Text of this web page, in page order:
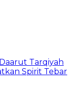
Tarqiyah
Spirit Tebar